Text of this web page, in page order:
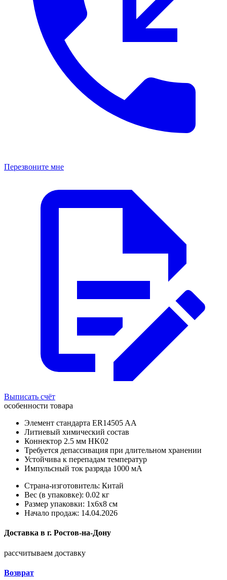
Перезвоните мне
Выписать счёт
особенности товара
Элемент стандарта ER14505 AA
Литиевый химический состав
Коннектор 2.5 мм HK02
Требуется депассивация при длительном хранении
Устойчива к перепадам температур
Импульсный ток разряда 1000 мА
Страна-изготовитель: Китай
Вес (в упаковке): 0.02 кг
Размер упаковки: 1x6x8 см
Начало продаж: 14.04.2026
Доставка в г. Ростов-на-Дону
рассчитываем доставку
Возврат